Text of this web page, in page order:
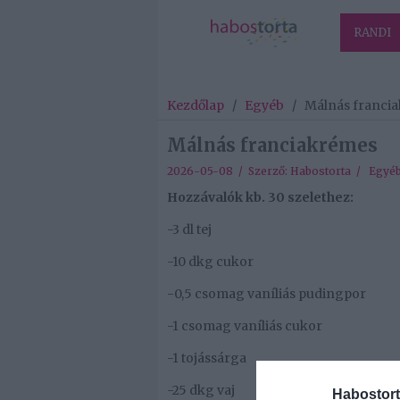
RANDI
Kezdőlap / Egyéb / Málnás
Málnás franciakrémes
2026-05-08 / Szerző: Habostorta / Egyéb
Hozzávalók kb. 30 szelethez:
-3 dl tej
-10 dkg cukor
-0,5 csomag vaníliás pudingpor
-1 csomag vaníliás cukor
-1 tojássárga
-25 dkg vaj